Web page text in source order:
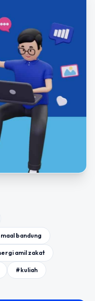
bandung
amil zakat
#kuliah